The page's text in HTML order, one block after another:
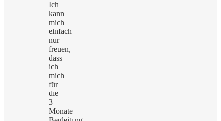
Ich
kann
mich
einfach
nur
freuen,
dass
ich
mich
für
die
3
Monate